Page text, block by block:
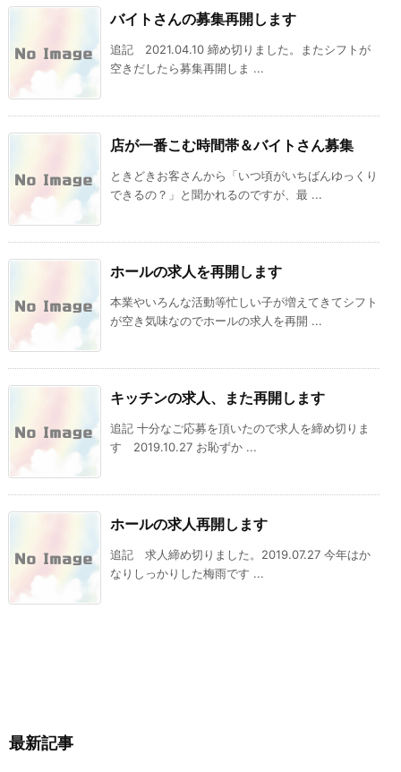
バイトさんの募集再開します
追記 2021.04.10 締め切りました。またシフトが
空きだしたら募集再開しま ...
店が一番こむ時間帯＆バイトさん募集
ときどきお客さんから「いつ頃がいちばんゆっくり
できるの？」と聞かれるのですが、最 ...
ホールの求人を再開します
本業やいろんな活動等忙しい子が増えてきてシフト
が空き気味なのでホールの求人を再開 ...
キッチンの求人、また再開します
追記 十分なご応募を頂いたので求人を締め切りま
す 2019.10.27 お恥ずか ...
ホールの求人再開します
追記 求人締め切りました。2019.07.27 今年はか
なりしっかりした梅雨です ...
最新記事